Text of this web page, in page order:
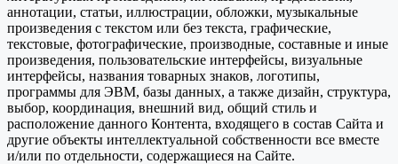
аннотации, статьи, иллюстрации, обложки, музыкальные
произведения с текстом или без текста, графические,
текстовые, фотографические, производные, составные и иные
произведения, пользовательские интерфейсы, визуальные
интерфейсы, названия товарных знаков, логотипы,
программы для ЭВМ, базы данных, а также дизайн, структура,
выбор, координация, внешний вид, общий стиль и
расположение данного Контента, входящего в состав Сайта и
другие объекты интеллектуальной собственности все вместе
и/или по отдельности, содержащиеся на Сайте.